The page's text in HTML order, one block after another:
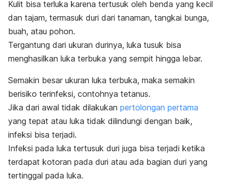
Kulit bisa terluka karena tertusuk oleh benda yang kecil
dan tajam, termasuk duri dari tanaman, tangkai bunga,
buah, atau pohon.
Tergantung dari ukuran durinya, luka tusuk bisa
menghasilkan luka terbuka yang sempit hingga lebar.
Semakin besar ukuran luka terbuka, maka semakin
berisiko terinfeksi, contohnya tetanus.
Jika dari awal tidak dilakukan pertolongan pertama
yang tepat atau luka tidak dilindungi dengan baik,
infeksi bisa terjadi.
Infeksi pada luka tertusuk duri juga bisa terjadi ketika
terdapat kotoran pada duri atau ada bagian duri yang
tertinggal pada luka.